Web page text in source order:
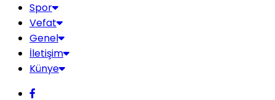
Spor
Vefat
Genel
İletişim
Künye